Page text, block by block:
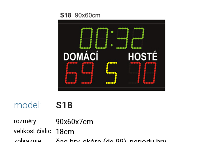
model: S18
rozměry: 90x60x7cm
velikost číslic: 18cm